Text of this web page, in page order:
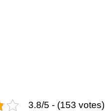
3.8/5 - (153 votes)